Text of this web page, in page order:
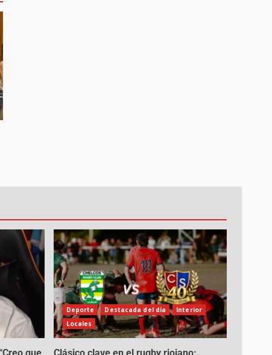
que
Deporte Destacada del día
Interior
Locales
Clásico clave en el rugby riojano: